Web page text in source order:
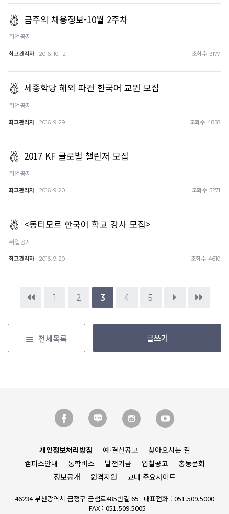
금주의 채용정보-10월 2주차
취업공지
최고관리자 2016. 10. 12 조회수 3177
세종학당 해외 파견 한국어 교원 모집
취업공지
최고관리자 2016. 9. 29 조회수 4858
2017 KF 글로벌 챌린저 모집
취업공지
최고관리자 2016. 9. 20 조회수 3271
<동티모르 한국어 학교 강사 모집>
취업공지
최고관리자 2016. 9. 20 조회수 4610
1 2 3 4 5
전체목록 글쓰기
개인정보처리방침 예·결산공고
찾아오시는 길
캠퍼스안내
통학버스 발전기금 입찰공고
총동문회
정보공개
원격지원 교내 주요사이트
46234 부산광역시 금정구 금샘로485번길 65
대표전화 : 051.509.5000
FAX : 051.509.5005